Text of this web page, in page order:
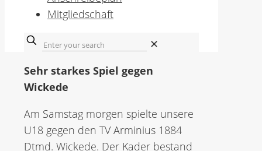
Mitgliedschaft
✕
Sehr starkes Spiel gegen
Wickede
Am Samstag morgen spielte unsere
U18 gegen den TV Arminius 1884
Dtmd. Wickede. Der Kader bestand